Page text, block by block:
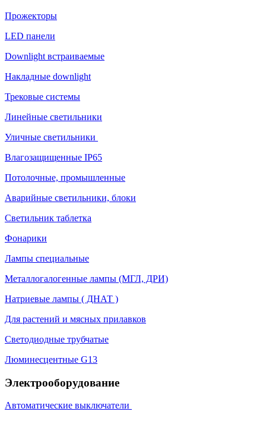
Прожекторы
LED панели
Downlight встраиваемые
Накладные downlight
Трековые системы
Линейные светильники
Уличные светильники
Влагозащищенные IP65
Потолочные, промышленные
Аварийные светильники, блоки
Светильник таблетка
Фонарики
Лампы специальные
Металлогалогенные лампы (МГЛ, ДРИ)
Натриевые лампы ( ДНАТ )
Для растений и мясных прилавков
Светодиодные трубчатые
Люминесцентные G13
Электрооборудование
Автоматические выключатели